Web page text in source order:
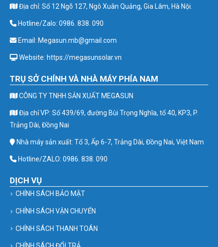
Địa chỉ: Số 12 Ngõ 127, Ngô Xuân Quảng, Gia Lâm, Hà Nội.
Hotline/Zalo: 0986. 838. 090
Email: Megasun.mb@gmail.com
Website: https://megasunsolar.vn
TRỤ SỞ CHÍNH VÀ NHÀ MÁY PHÍA NAM
CÔNG TY TNHH SẢN XUẤT MEGASUN
Địa chỉ VP: Số 439/69, đường Bùi Trọng Nghĩa, tổ 40, KP3, P.
Trảng Dài, Đồng Nai
Nhà máy sản xuất: Tổ 3, Ấp 6-7, Trảng Dài, Đồng Nai, Việt Nam
Hotline/ZALO: 0986. 838. 090
DỊCH VỤ
CHÍNH SÁCH BẢO MẬT
CHÍNH SÁCH VẬN CHUYỂN
CHÍNH SÁCH THANH TOÁN